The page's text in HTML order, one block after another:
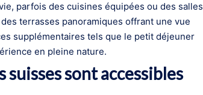
parfois des cuisines équipées ou des salles
terrasses panoramiques offrant une vue
supplémentaires tels que le petit déjeuner
en pleine nature.
suisses sont accessibles